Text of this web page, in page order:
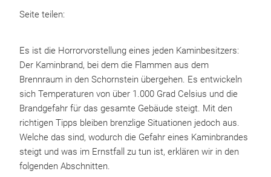
Seite teilen:
Es ist die Horrorvorstellung eines jeden Kaminbesitzers:
Der Kaminbrand, bei dem die Flammen aus dem
Brennraum in den Schornstein übergehen. Es entwickeln
sich Temperaturen von über 1.000 Grad Celsius und die
Brandgefahr für das gesamte Gebäude steigt. Mit den
richtigen Tipps bleiben brenzlige Situationen jedoch aus.
Welche das sind, wodurch die Gefahr eines Kaminbrandes
steigt und was im Ernstfall zu tun ist, erklären wir in den
folgenden Abschnitten.